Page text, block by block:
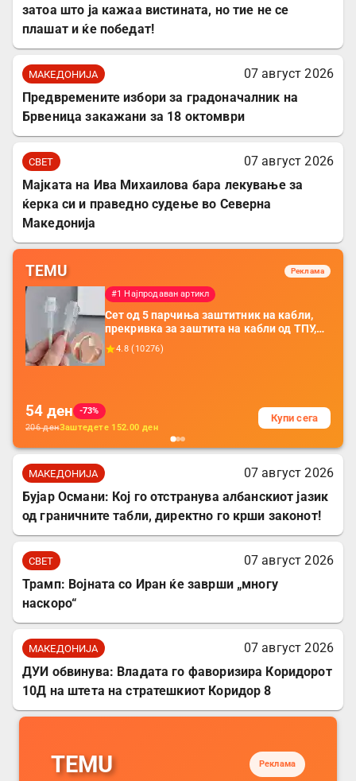
затоа што ја кажаа вистината, но тие не се
плашат и ќе победат!
МАКЕДОНИЈА
07 август 2026
Предвремените избори за градоначалник на
Брвеница закажани за 18 октомври
СВЕТ
07 август 2026
Мајката на Ива Михаилова бара лекување за
ќерка си и праведно судење во Северна
Македонија
TEMU Реклама
#1 Најпродаван артикл
Сет од 5 парчиња заштитник на кабли,
прекривка за заштита на кабли од ТПУ,
додатоци за заштита на кабли, без
батерија, за мобилни телефони, комплет
4.8 ( 10276)
54 ден
-73%
206денЗаштедете 152.00 ден
Купи сега
МАКЕДОНИЈА
07 август 2026
Бујар Османи: Кој го отстранува албанскиот јазик
од граничните табли, директно го крши законот!
СВЕТ
07 август 2026
Трамп: Војната со Иран ќе заврши „многу
наскоро“
МАКЕДОНИЈА
07 август 2026
ДУИ обвинува: Владата го фаворизира Коридорот
10Д на штета на стратешкиот Коридор 8
TEMU Реклама